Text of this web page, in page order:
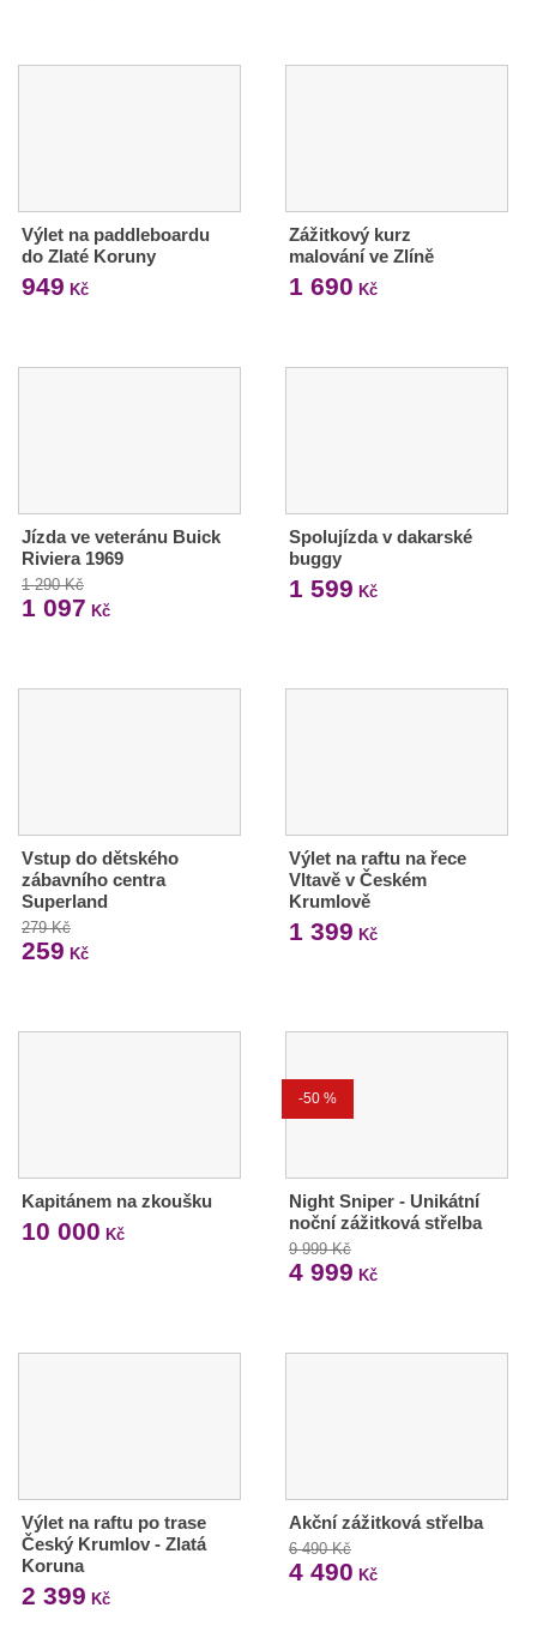
Výlet na paddleboardu
do Zlaté Koruny
949 Kč
Zážitkový kurz
malování ve Zlíně
1 690 Kč
Jízda ve veteránu Buick
Riviera 1969
1 290 Kč
1 097 Kč
Spolujízda v dakarské
buggy
1 599 Kč
Vstup do dětského
zábavního centra
Superland
279 Kč
259 Kč
Výlet na raftu na řece
Vltavě v Českém
Krumlově
1 399 Kč
Kapitánem na zkoušku
10 000 Kč
-50 %
Night Sniper - Unikátní
noční zážitková střelba
9 999 Kč
4 999 Kč
Výlet na raftu po trase
Český Krumlov - Zlatá
Koruna
2 399 Kč
Akční zážitková střelba
6 490 Kč
4 490 Kč